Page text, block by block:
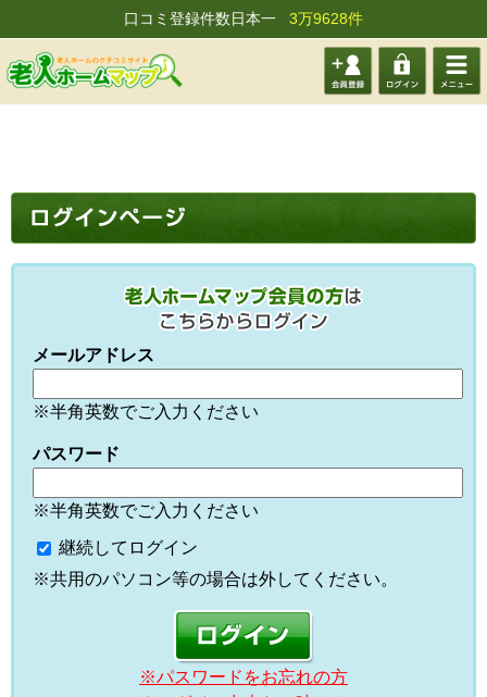
口コミ登録件数日本一 3万9628件
会員登 ログイ メニュ
メールアドレス
※半角英数でご入力ください
パスワード
※半角英数でご入力ください
継続してログイン
※共用のパソコン等の場合は外してください。
※パスワードをお忘れの方